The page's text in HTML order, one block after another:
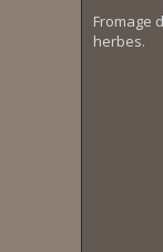
Fromage
herbes.